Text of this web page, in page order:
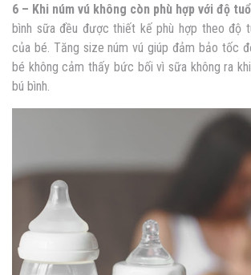
6 – Khi núm vú không còn phù hợp với độ
bình sữa đều được thiết kế phù hợp theo độ
của bé. Tăng size núm vú giúp đảm bảo tốc
bé không cảm thấy bức bối vì sữa không ra
bú bình.